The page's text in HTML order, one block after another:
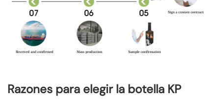
Razones para elegir la botella KP